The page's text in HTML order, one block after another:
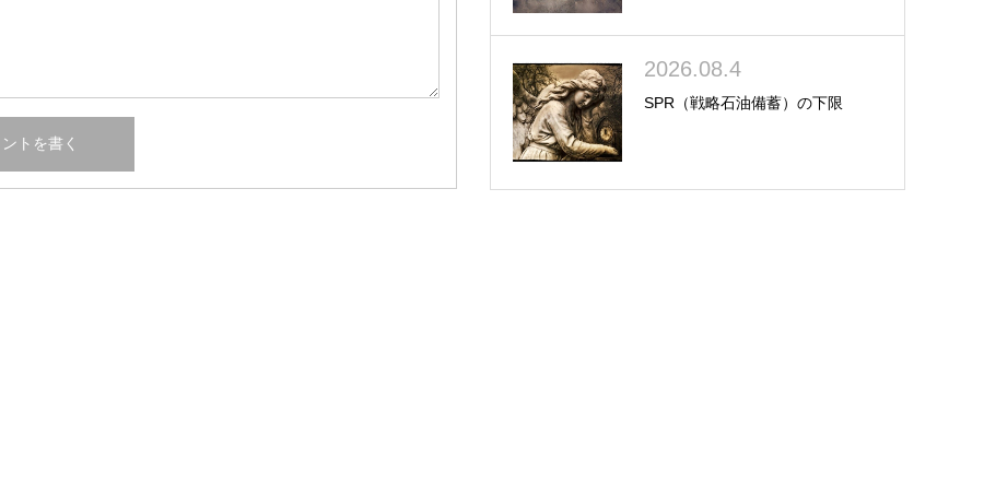
2026.08.4
SPR（戦略石油備蓄）の下限